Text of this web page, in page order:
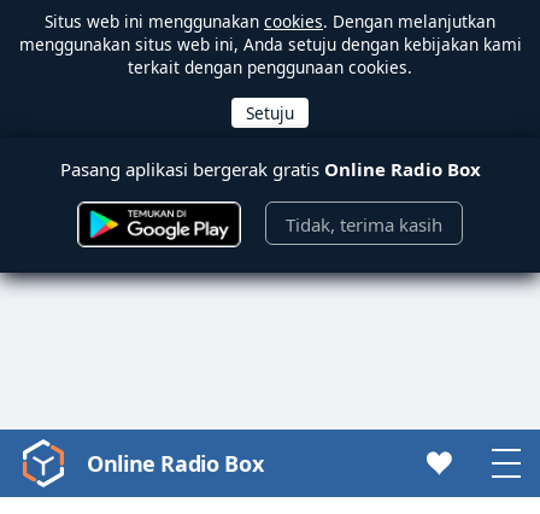
Situs web ini menggunakan cookies. Dengan melanjutkan
menggunakan situs web ini, Anda setuju dengan kebijakan kami
terkait dengan penggunaan cookies.
Pasang aplikasi bergerak gratis Online Radio Box
Tidak, terima kasih
Video
Player
Online Radio Box